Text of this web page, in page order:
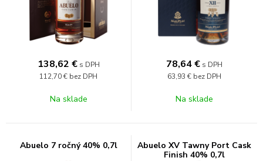
138,62 € s DPH
112,70 € bez DPH
Na sklade
78,64€ s DPH
63,93 € bez DPH
Na sklade
Abuelo 7 ročný 40% 0,7l
Abuelo XV Tawny Port Cask
Finish 40% 0,7l